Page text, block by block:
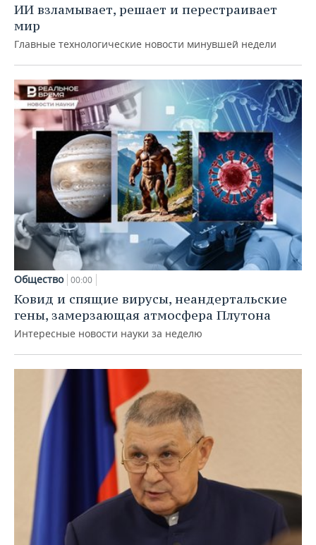
ИИ взламывает, решает и перестраивает
мир
Главные технологические новости минувшей недели
Общество 00:00
Ковид и спящие вирусы, неандертальские
гены, замерзающая атмосфера Плутона
Интересные новости науки за неделю